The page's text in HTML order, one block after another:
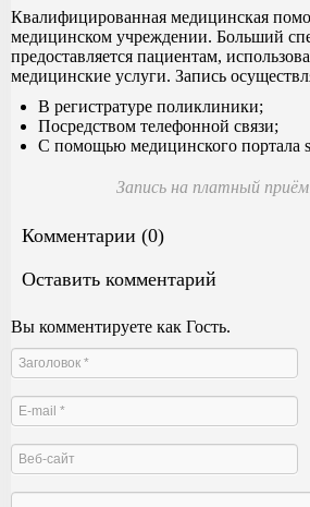
Квалифицированная медицинская
медицинском учреждении. Больший
предоставляется пациентам,
медицинские услуги. Запись
В регистратуре поликлиники;
Посредством телефонной связи;
С помощью медицинского портала
Запись на платный приём
Комментарии (0)
Оставить комментарий
Вы комментируете как Гость.